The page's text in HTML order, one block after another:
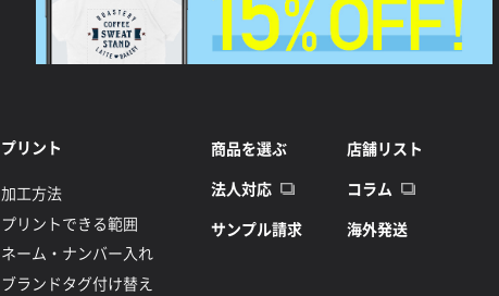
プリント
加工方法
プリントできる範囲
ネーム・ナンバー入れ
ブランドタグ付け替え
商品を選ぶ
法人対応
サンプル請求
店舗リスト
コラム
海外発送